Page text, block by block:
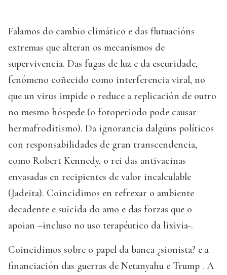
Falamos do cambio climático e das flutuacións
extremas que alteran os mecanismos de
supervivencia. Das fugas de luz e da escuridade,
fenómeno coñecido como interferencia viral, no
que un virus impide o reduce a replicación de outro
no mesmo hóspede (o fotoperiodo pode causar
hermafroditismo). Da ignorancia dalgúns políticos
con responsabilidades de gran transcendencia,
como Robert Kennedy, o rei das antivacinas
envasadas en recipientes de valor incalculable
(Jadeita). Coincidimos en refrexar o ambiente
decadente e suicida do amo e das forzas que o
apoian –incluso no uso terapéutico da lixivia-.
Coincidimos sobre o papel da banca ¿sionista? e a
financiación das guerras de Netanyahu e Trump . A